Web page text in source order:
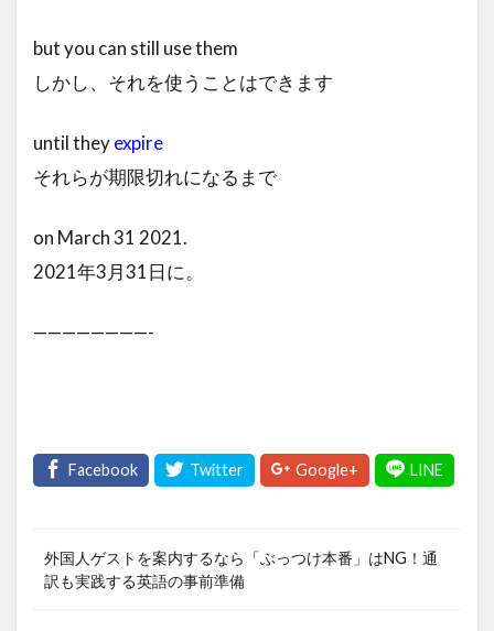
but you can still use them
しかし、それを使うことはできます
until theyexpire
それらが期限切れになるまで
on March 31 2021.
2021年3月31日に。
————————-
外国人ゲストを案内するなら「ぶっつけ本番」はNG！通
訳も実践する英語の事前準備